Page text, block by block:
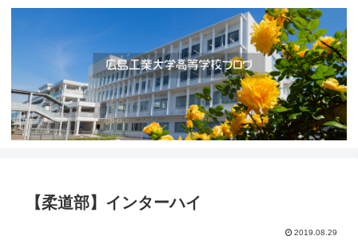
【柔道部】インターハイ
2019.08.29